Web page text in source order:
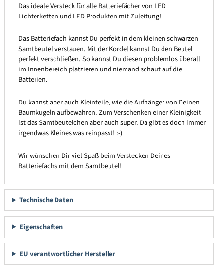
Das ideale Versteck für alle Batteriefächer von LED
Lichterketten und LED Produkten mit Zuleitung!
Das Batteriefach kannst Du perfekt in dem kleinen schwarzen
Samtbeutel verstauen. Mit der Kordel kannst Du den Beutel
perfekt verschließen. So kannst Du diesen problemlos überall
im Innenbereich platzieren und niemand schaut auf die
Batterien.
Du kannst aber auch Kleinteile, wie die Aufhänger von Deinen
Baumkugeln aufbewahren. Zum Verschenken einer Kleinigkeit
ist das Samtbeutelchen aber auch super. Da gibt es doch immer
irgendwas Kleines was reinpasst! :-)
Wir wünschen Dir viel Spaß beim Verstecken Deines
Batteriefachs mit dem Samtbeutel!
Technische Daten
Eigenschaften
EU verantwortlicher Hersteller